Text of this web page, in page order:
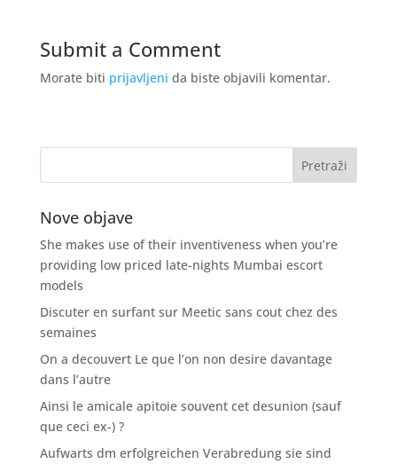
Submit a Comment
Morate biti prijavljeni da biste objavili komentar.
Nove objave
She makes use of their inventiveness when you’re
providing low priced late-nights Mumbai escort
models
Discuter en surfant sur Meetic sans cout chez des
semaines
On a decouvert Le que l’on non desire davantage
dans l’autre
Ainsi le amicale apitoie souvent cet desunion (sauf
que ceci ex-) ?
Aufwarts dm erfolgreichen Verabredung sie sind